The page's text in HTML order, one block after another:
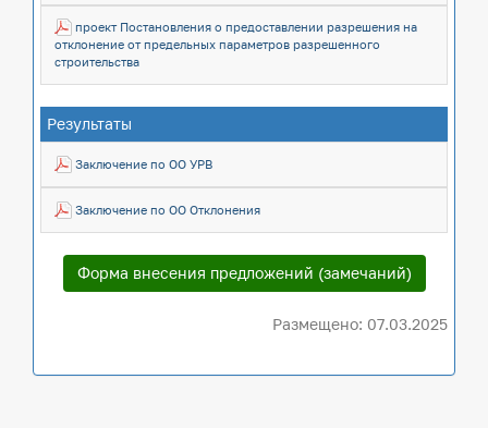
проект Постановления о предоставлении разрешения на
отклонение от предельных параметров разрешенного
строительства
Результаты
РЕЗУЛЬТАТЫ
Заключение по ОО УРВ
Заключение по ОО Отклонения
Форма внесения предложений (замечаний)
Размещено: 07.03.2025